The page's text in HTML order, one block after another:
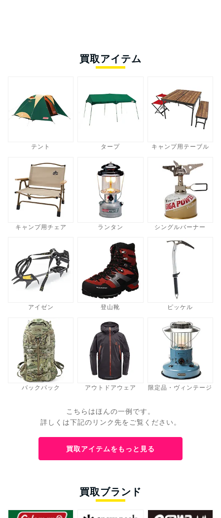
買取アイテム
テント タープ キャンプ用テーブル
キャンプ用チェア ランタン シングルバーナー
アイゼン 登山靴 ピッケル
バックパック アウトドアウェア 限定品・ヴィンテージ
こちらはほんの一例です。
詳しくは下記のリンク先をご覧ください。
買取アイテムをもっと見る
買取ブランド